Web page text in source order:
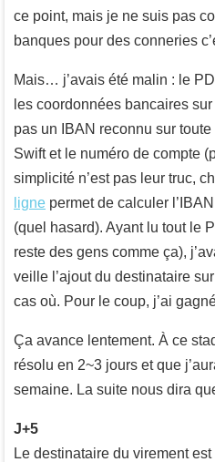
ce point, mais je ne suis pas
banques pour des conneries
Mais… j’avais été malin : le
les coordonnées bancaires
pas un IBAN reconnu sur
Swift et le numéro de compte
simplicité n’est pas leur truc,
ligne permet de calculer
(quel hasard). Ayant lu tout le
reste des gens comme ça),
veille l’ajout du destinataire
cas où. Pour le coup, j’ai
Ça avance lentement. À ce
résolu en 2~3 jours et que
semaine. La suite nous dira
J+5
Le destinataire du virement